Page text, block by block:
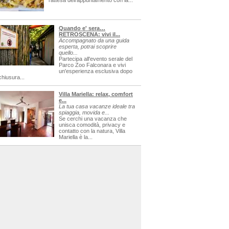
Quando e' sera…
RETROSCENA: vivi il...
Accompagnato da una guida
esperta, potrai scoprire
quello...
Partecipa all'evento serale del
Parco Zoo Falconara e vivi
un'esperienza esclusiva dopo
Villa Mariella: relax, comfort
e...
La tua casa vacanze ideale tra
spiaggia, movida e...
Se cerchi una vacanza che
unisca comodità, privacy e
contatto con la natura, Villa
Mariella è la...